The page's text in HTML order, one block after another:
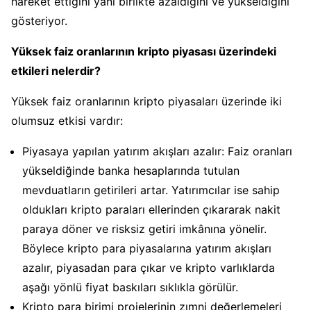
gösteriyor.
Yüksek faiz oranlarının kripto piyasası üzerindeki
etkileri nelerdir?
Yüksek faiz oranlarının kripto piyasaları üzerinde iki
olumsuz etkisi vardır:
Piyasaya yapılan yatırım akışları azalır: Faiz oranları
yükseldiğinde banka hesaplarında tutulan
mevduatların getirileri artar. Yatırımcılar ise sahip
oldukları kripto paraları ellerinden çıkararak nakit
paraya döner ve risksiz getiri imkânına yönelir.
Böylece kripto para piyasalarına yatırım akışları
azalır, piyasadan para çıkar ve kripto varlıklarda
aşağı yönlü fiyat baskıları sıklıkla görülür.
Kripto para birimi projelerinin zımni değerlemeleri